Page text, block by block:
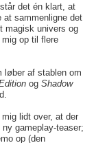
det én klart, at
sammenligne det
magisk univers og
op til flere
løber af stablen om
og Shadow
lidt over, at der
gameplay-teaser;
op (den